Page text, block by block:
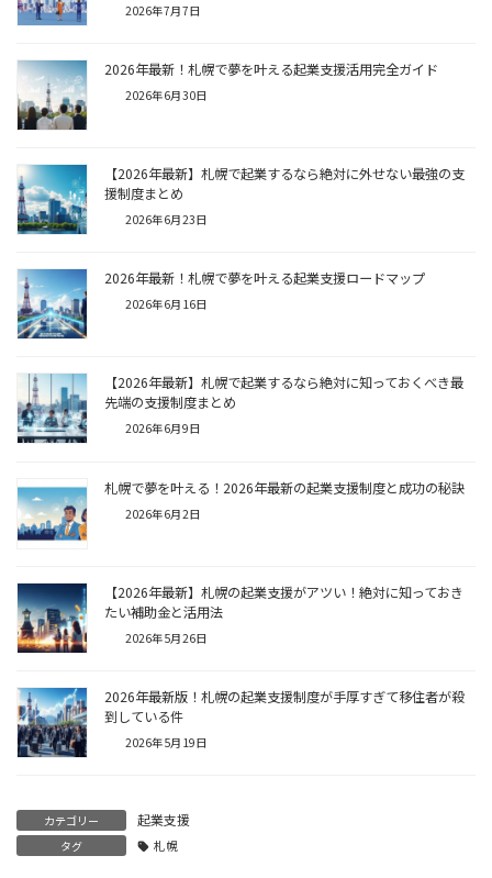
2026年7月7日
2026年最新！札幌で夢を叶える起業支援活用完全ガイド
2026年6月30日
【2026年最新】札幌で起業するなら絶対に外せない最強の支
援制度まとめ
2026年6月23日
2026年最新！札幌で夢を叶える起業支援ロードマップ
2026年6月16日
【2026年最新】札幌で起業するなら絶対に知っておくべき最
先端の支援制度まとめ
2026年6月9日
札幌で夢を叶える！2026年最新の起業支援制度と成功の秘訣
2026年6月2日
【2026年最新】札幌の起業支援がアツい！絶対に知っておき
たい補助金と活用法
2026年5月26日
2026年最新版！札幌の起業支援制度が手厚すぎて移住者が殺
到している件
2026年5月19日
カテゴリー 起業支援
タグ 札幌